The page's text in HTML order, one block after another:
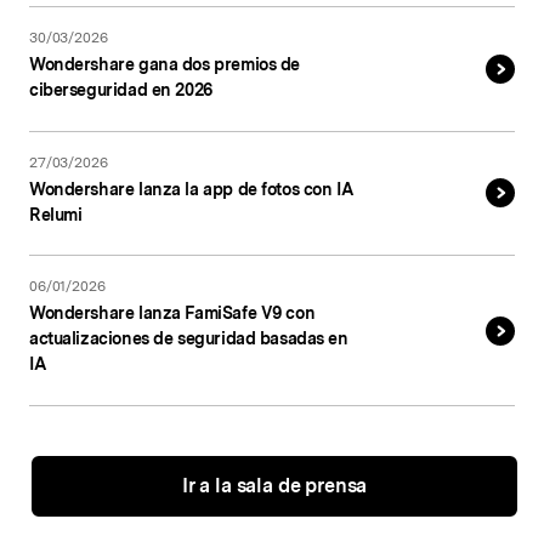
30/03/2026
Wondershare gana dos premios de
ciberseguridad en 2026
27/03/2026
Wondershare lanza la app de fotos con IA
Relumi
06/01/2026
Wondershare lanza FamiSafe V9 con
actualizaciones de seguridad basadas en
IA
Ir a la sala de prensa